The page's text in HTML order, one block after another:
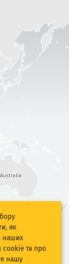
Australia
як
наших
cookie та про
нашу